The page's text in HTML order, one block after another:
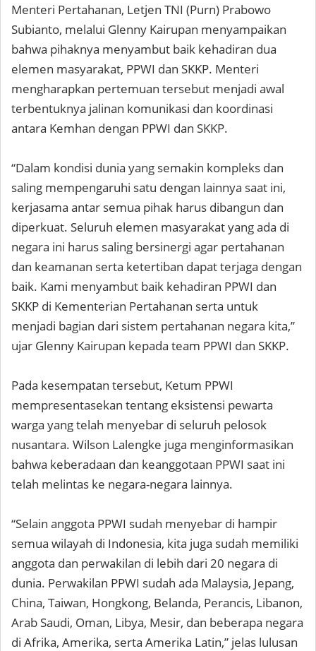
Menteri Pertahanan, Letjen TNI (Purn) Prabowo
Subianto, melalui Glenny Kairupan menyampaikan
bahwa pihaknya menyambut baik kehadiran dua
elemen masyarakat, PPWI dan SKKP. Menteri
mengharapkan pertemuan tersebut menjadi awal
terbentuknya jalinan komunikasi dan koordinasi
antara Kemhan dengan PPWI dan SKKP.
“Dalam kondisi dunia yang semakin kompleks dan
saling mempengaruhi satu dengan lainnya saat ini,
kerjasama antar semua pihak harus dibangun dan
diperkuat. Seluruh elemen masyarakat yang ada di
negara ini harus saling bersinergi agar pertahanan
dan keamanan serta ketertiban dapat terjaga dengan
baik. Kami menyambut baik kehadiran PPWI dan
SKKP di Kementerian Pertahanan serta untuk
menjadi bagian dari sistem pertahanan negara kita,”
ujar Glenny Kairupan kepada team PPWI dan SKKP.
Pada kesempatan tersebut, Ketum PPWI
mempresentasekan tentang eksistensi pewarta
warga yang telah menyebar di seluruh pelosok
nusantara. Wilson Lalengke juga menginformasikan
bahwa keberadaan dan keanggotaan PPWI saat ini
telah melintas ke negara-negara lainnya.
“Selain anggota PPWI sudah menyebar di hampir
semua wilayah di Indonesia, kita juga sudah memiliki
anggota dan perwakilan di lebih dari 20 negara di
dunia. Perwakilan PPWI sudah ada Malaysia, Jepang,
China, Taiwan, Hongkong, Belanda, Perancis, Libanon,
Arab Saudi, Oman, Libya, Mesir, dan beberapa negara
di Afrika, Amerika, serta Amerika Latin,” jelas lulusan